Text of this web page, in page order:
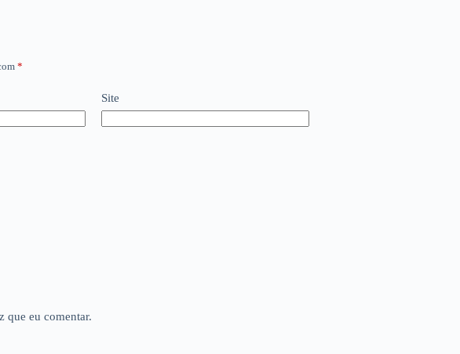
*
Site
que eu comentar.